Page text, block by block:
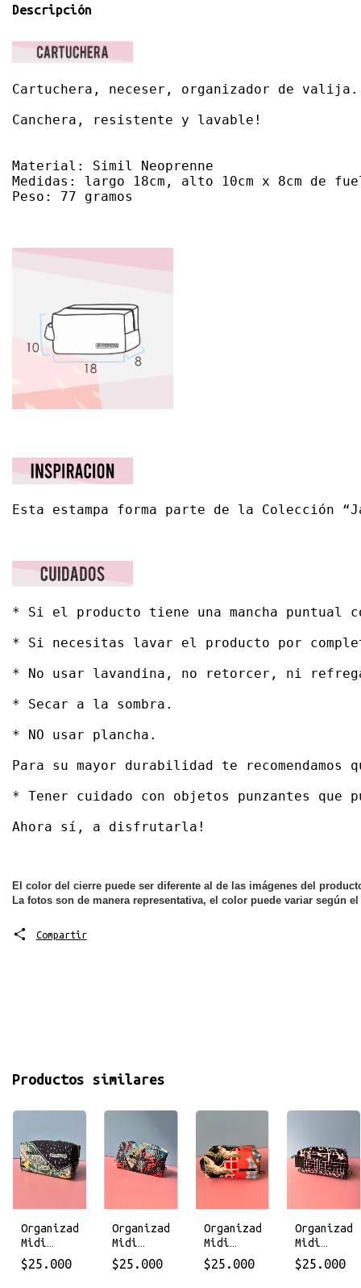
Descripción
Cartuchera, neceser, organizador de valija.
Canchera, resistente y lavable!
Material: Simil Neoprenne
Medidas: largo 18cm, alto 10cm x 8cm de
Peso: 77 gramos
Esta estampa forma parte de la Colección
* Si el producto tiene una mancha puntual
* Si necesitas lavar el producto por
* No usar lavandina, no retorcer, ni
* Secar a la sombra.
* NO usar plancha.
Para su mayor durabilidad te recomendamos
* Tener cuidado con objetos punzantes
Ahora sí, a disfrutarla!
El color del cierre puede ser diferente al de las imágenes del
La fotos son de manera representativa, el color puede variar según
Compartir
Productos similares
Organizador
Midi
Tersina
$25.000
Organizador
Midi
Corcega
$25.000
Organizador
Midi
Tokio
$25.000
Midi
Takayama
$25.000